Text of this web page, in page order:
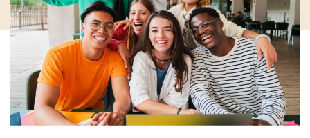
Nantes Nîmes
Noisy-Le-Grand Orly
Palaiseau Paris
Pau Reims